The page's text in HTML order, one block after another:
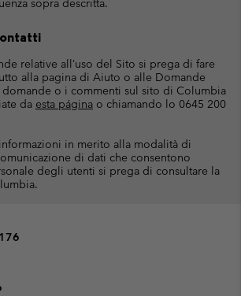
sopra descritta.
relative all’uso del Sito si prega di fare
alla pagina di Aiuto o alle Domande
domande o i commenti sul sito di Columbia
da esta página o chiamando lo 0645 200
in merito alla modalità di
di dati che consentono
degli utenti si prega di consultare la